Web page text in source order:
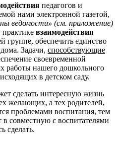
педагогов и
нами электронной газетой,
ведомости» (см. приложение)
практике взаимодействия
группе, обеспечить единство
Задачи, способствующие
своевременной
работы нашего дошкольного
в детском саду.
сделать интересную жизнь
желающих, а тех родителей,
проблемами воспитания, тем
совместную с воспитателями
сделать.